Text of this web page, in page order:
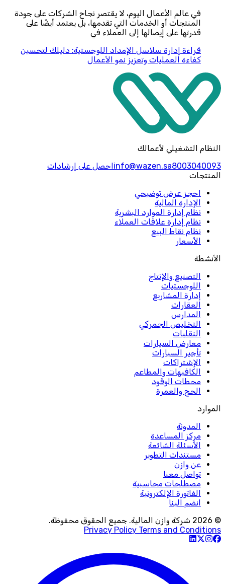
في عالم الأعمال اليوم، لا يقتصر نجاح الشركات على جودة
المنتجات أو الخدمات التي تقدمها، بل يعتمد أيضًا على
قدرتها على إيصالها إلى العملاء في
قراءة إدارة سلاسل الإمداد اللوجستية: دليلك لتحسين
كفاءة العمليات وتعزيز نمو الأعمال
النظام التشغيلي لأعمالك
8003040093
info@wazen.sa احصل على إرشادات
المنتجات
احجز عرض توضيحي
الإدارة المالية
نظام إدارة الموارد البشرية
نظام إدارة علاقات العملاء
نظام نقاط البيع
الأسعار
الأنشطة
التصنيع والإنتاج
اللوجستيات
إدارة المشاريع
العقارات
المدارس
التخليص الجمركي
النقليات
معارض السيارات
تأجير السيارات
الإشتراكات
الكافيهات والمطاعم
محطات الوقود
الحج والعمرة
الموارد
المدونة
مركز المساعدة
الأسئلة الشائعة
مستندات التطوير
عن وازن
تواصل معنا
مصطلحات محاسبية
الفاتورة الإلكترونية
انضم الينا
© 2026 شركة وازن المالية. جميع الحقوق محفوظة.
Privacy Policy Terms and Conditions